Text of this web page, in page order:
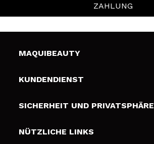
ZAHLUNG
MAQUIBEAUTY
Über uns
Geschenkkarten
KUNDENDIENST
Liefer- und Versandkosten
Zahlung
SICHERHEIT UND PRIVATSPHÄRE
Bedingungen und Datenschutz
NÜTZLICHE LINKS